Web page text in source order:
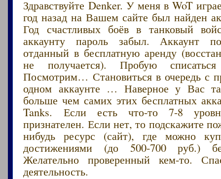
Здравствуйте Denker. У меня в WoT
год назад на Вашем сайте был найден
Год счастливых боёв в танковый
аккаунту пароль забыл. Аккаунт
отданный в бесплатную аренду
не получается). Пробую
Посмотрим… Становиться в очередь с
одном аккаунте … Наверное у Вас
больше чем самих этих бесплатных
Tanks. Если есть что-то 7-8
признателен. Если нет, то подскажите
нибудь ресурс (сайт), где можно
достижениями (до 500-700 руб.)
Желательно проверенный кем-то.
деятельность.